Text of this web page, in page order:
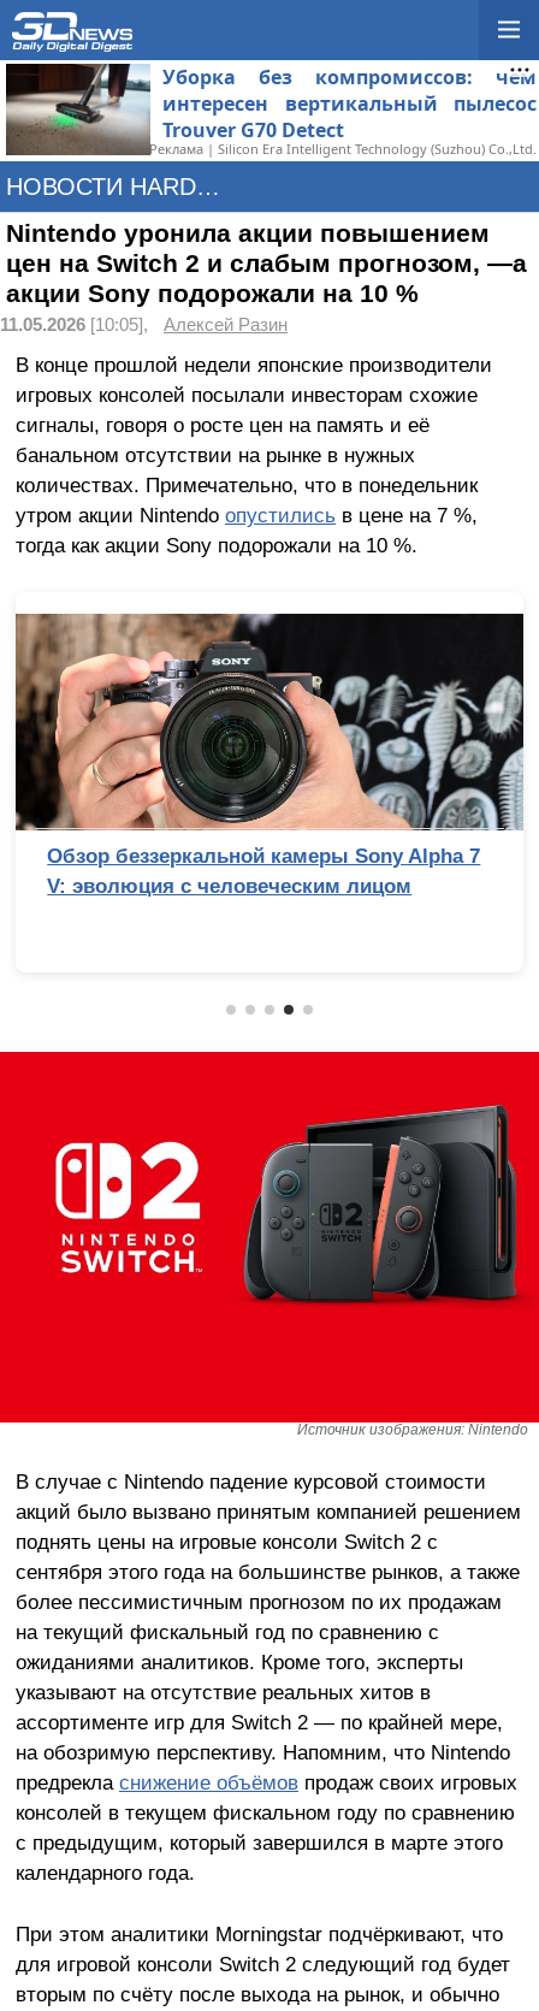
Уборка без компромиссов: чем
интересен вертикальный пылесос
Trouver G70 Detect
Реклама | Silicon Era Intelligent Technology (Suzhou) Co.,Ltd.
НОВОСТИ HARDWARE
Nintendo уронила акции повышением
цен на Switch 2 и слабым прогнозом, —а
акции Sony подорожали на 10 %
11.05.2026 [10:05], Алексей Разин
В конце прошлой недели японские производители
игровых консолей посылали инвесторам схожие
сигналы, говоря о росте цен на память и её
банальном отсутствии на рынке в нужных
количествах. Примечательно, что в понедельник
утром акции Nintendo опустились в цене на 7 %,
тогда как акции Sony подорожали на 10 %.
Обзор беззеркальной камеры Sony Alpha 7
V: эволюция с человеческим лицом
Источник изображения: Nintendo
В случае с Nintendo падение курсовой стоимости
акций было вызвано принятым компанией решением
поднять цены на игровые консоли Switch 2 с
сентября этого года на большинстве рынков, а также
более пессимистичным прогнозом по их продажам
на текущий фискальный год по сравнению с
ожиданиями аналитиков. Кроме того, эксперты
указывают на отсутствие реальных хитов в
ассортименте игр для Switch 2 — по крайней мере,
на обозримую перспективу. Напомним, что Nintendo
предрекла снижение объёмовпродаж своих игровых
консолей в текущем фискальном году по сравнению
с предыдущим, который завершился в марте этого
календарного года.
При этом аналитики Morningstar подчёркивают, что
для игровой консоли Switch 2 следующий год будет
вторым по счёту после выхода на рынок, и обычно